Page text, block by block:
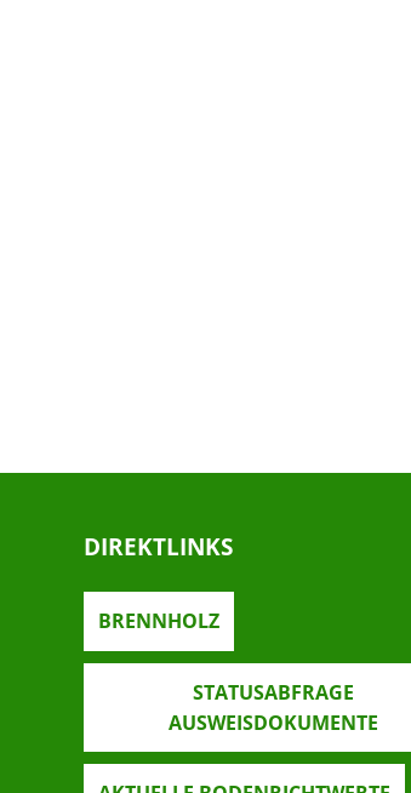
DIREKTLINKS
BRENNHOLZ
STATUSABFRAGE
AUSWEISDOKUMENTE